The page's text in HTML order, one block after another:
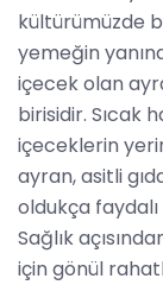
kültürümüzde
yemeğin
içecek olan
birisidir. Sıcak
içeceklerin
ayran, asitli
oldukça faydalı
Sağlık
için gönül